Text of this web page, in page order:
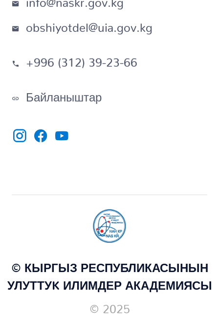
obshiyotdel@uia.gov.kg
+996 (312) 39-23-66
Байланыштар
© КЫРГЫЗ РЕСПУБЛИКАСЫНЫН
УЛУТТУK ИЛИМДЕР АКАДЕМИЯСЫ
© 2025